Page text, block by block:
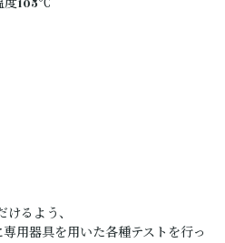
度105℃
るよう、
用器具を用いた各種テストを行っ